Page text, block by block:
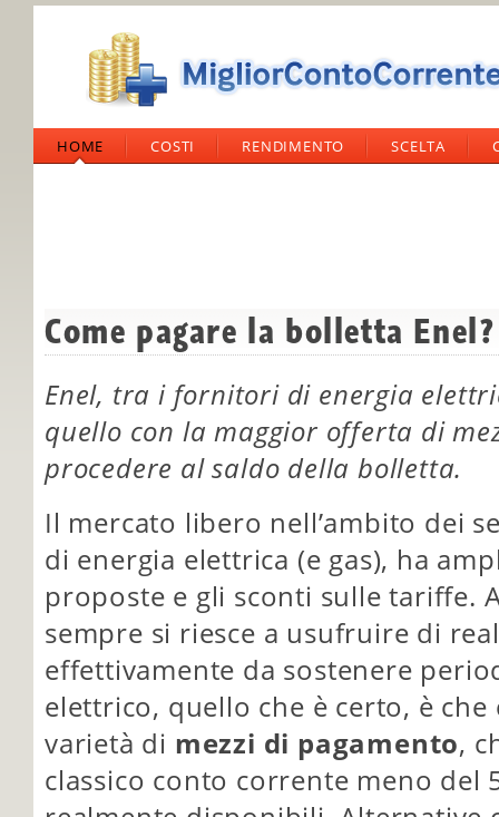
HOME COSTI RENDIMENTO SCELTA
Come pagare la bolletta
Enel, tra i fornitori di energia
quello con la maggior offerta di
procedere al saldo della bolletta.
Il mercato libero nell’ambito dei
di energia elettrica (e gas), ha
proposte e gli sconti sulle tariffe.
sempre si riesce a usufruire di
effettivamente da sostenere
elettrico, quello che è certo, è
varietà di mezzi di pagamento,
classico conto corrente meno del